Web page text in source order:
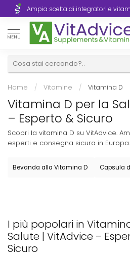
Consegna rapidissima,
Europa
MENU
Home / Vitamine / Vitamina D
Vitamina D per la
– Esperto & Sicuro
Scopri la vitamina D su VitAdvice.
esperti e consegna sicura in
Bevanda alla Vitamina D Capsula
I più popolari in
Salute | VitAdvice –
Sicuro